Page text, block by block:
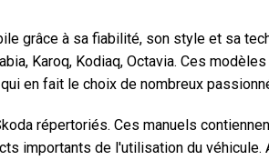
grâce à sa fiabilité, son style et sa
Karoq, Kodiaq, Octavia. Ces
en fait le choix de nombreux
répertoriés. Ces manuels
importants de l'utilisation du véhicule.